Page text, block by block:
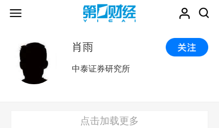
肖雨
中泰证券研究所
点击加载更多